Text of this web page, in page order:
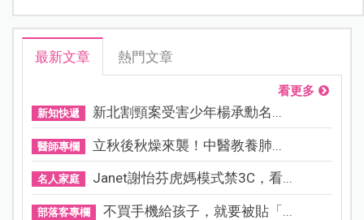
最新文章 熱門文章
看更多
新知快遞 新北割頸案受害少年楊承勳名...
醫師專欄 立秋後秋燥來襲！中醫教養肺...
名人家庭 Janet謝怡芬虎媽模式禁3C，看...
部落客專欄 不買手機給孩子，就要被貼「...